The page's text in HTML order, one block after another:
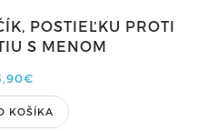
POSTIEĽKU PROTI
S MENOM
KOŠÍKA